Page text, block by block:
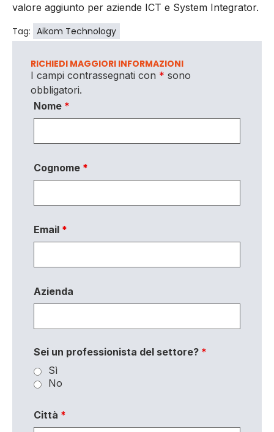
valore aggiunto per aziende ICT e System Integrator.
Tag: Aikom Technology
RICHIEDI MAGGIORI INFORMAZIONI
I campi contrassegnati con * sono
obbligatori.
Nome *
Cognome *
Email *
Azienda
Sei un professionista del settore? *
Sì
No
Città *